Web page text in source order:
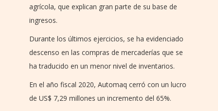
agrícola, que explican gran parte de su base de
ingresos.
Durante los últimos ejercicios, se ha evidenciado
descenso en las compras de mercaderías que se
ha traducido en un menor nivel de inventarios.
En el año fiscal 2020, Automaq cerró con un lucro
de US$ 7,29 millones un incremento del 65%.